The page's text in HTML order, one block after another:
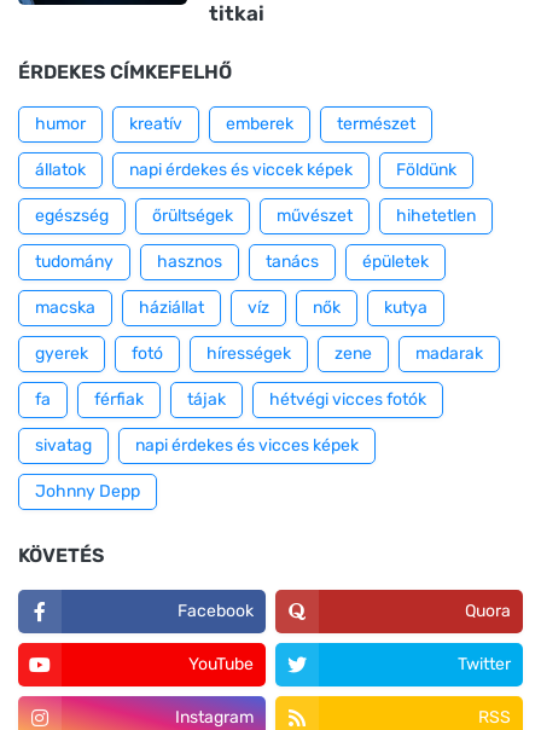
titkai
ÉRDEKES CÍMKEFELHŐ
humor kreatív emberek természet
állatok napi érdekes és viccek képek Földünk
egészség őrültségek művészet hihetetlen
tudomány hasznos tanács épületek
macska háziállat víz nők kutya
gyerek fotó hírességek zene madarak
fa férfiak tájak hétvégi vicces fotók
sivatag napi érdekes és vicces képek
Johnny Depp
KÖVETÉS
Facebook Quora
YouTube Twitter
Instagram RSS